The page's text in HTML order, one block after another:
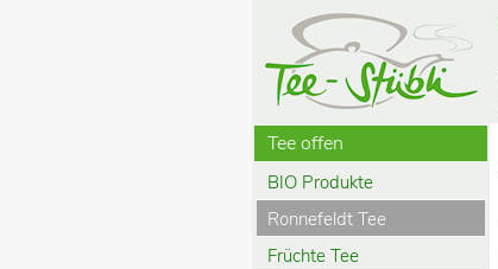
Tee offen
BIO Produkte
Ronnefeldt Tee
Früchte Tee